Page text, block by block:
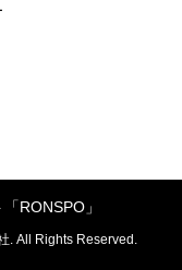
RONSPO」
. All Rights Reserved.